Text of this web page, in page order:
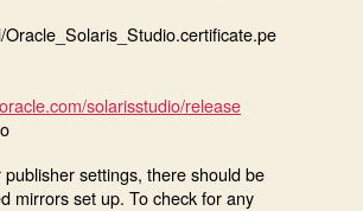
Oracle_Solaris_Studio.certificate.pe
solarisstudio/release
publisher settings, there should be
mirrors set up. To check for any